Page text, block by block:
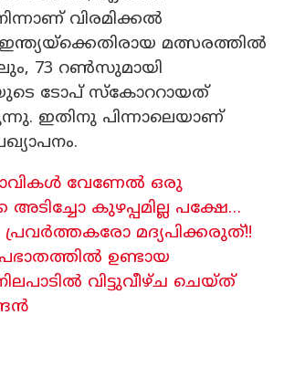
വിരമിക്കൽ
ഇന്ത്യയ്‌ക്കെതിരായ മത്സരത്തിൽ
73 റൺസുമായി
ടോപ് സ്കോററായത്
ഇതിനു പിന്നാലെയാണ്
വേണേൽ ഒരു
കുഴപ്പമില്ല പക്ഷേ…
മദ്യപിക്കരുത്!!
ഉണ്ടായ
നിലപാടിൽ വിട്ടുവീഴ്ച ചെയ്ത്